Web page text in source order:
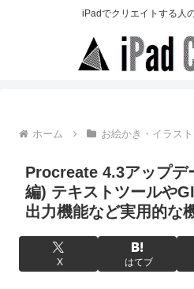
iPadでクリエイトする人
ホーム お絵かき・イラスト
Procreate 4.3アップデ
編) テキストツールや
出力機能など実用的な
X はてブ